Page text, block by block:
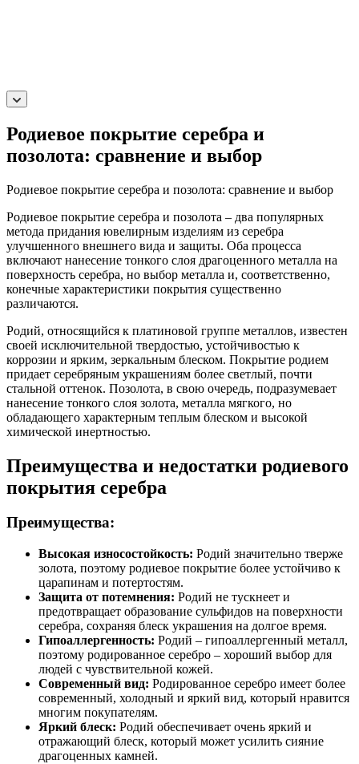
Родиевое покрытие серебра и
позолота: сравнение и выбор
Родиевое покрытие серебра и позолота: сравнение и выбор
Родиевое покрытие серебра и позолота – два популярных
метода придания ювелирным изделиям из серебра
улучшенного внешнего вида и защиты. Оба процесса
включают нанесение тонкого слоя драгоценного металла на
поверхность серебра, но выбор металла и, соответственно,
конечные характеристики покрытия существенно
различаются.
Родий, относящийся к платиновой группе металлов, известен
своей исключительной твердостью, устойчивостью к
коррозии и ярким, зеркальным блеском. Покрытие родием
придает серебряным украшениям более светлый, почти
стальной оттенок. Позолота, в свою очередь, подразумевает
нанесение тонкого слоя золота, металла мягкого, но
обладающего характерным теплым блеском и высокой
химической инертностью.
Преимущества и недостатки родиевого
покрытия серебра
Преимущества:
Высокая износостойкость: Родий значительно тверже
золота, поэтому родиевое покрытие более устойчиво к
царапинам и потертостям.
Защита от потемнения: Родий не тускнеет и
предотвращает образование сульфидов на поверхности
серебра, сохраняя блеск украшения на долгое время.
Гипоаллергенность: Родий – гипоаллергенный металл,
поэтому родированное серебро – хороший выбор для
людей с чувствительной кожей.
Современный вид: Родированное серебро имеет более
современный, холодный и яркий вид, который нравится
многим покупателям.
Яркий блеск: Родий обеспечивает очень яркий и
отражающий блеск, который может усилить сияние
драгоценных камней.